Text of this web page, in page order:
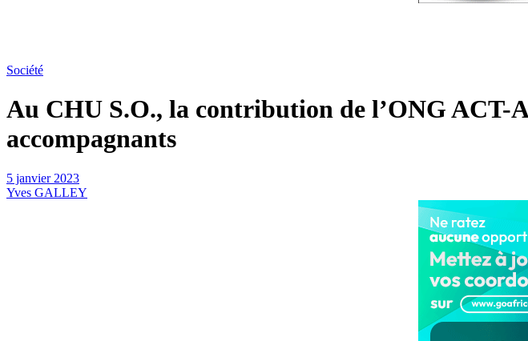
Société
Au CHU S.O., la contribution de l’ONG ACT-
accompagnants
5 janvier 2023
Yves GALLEY